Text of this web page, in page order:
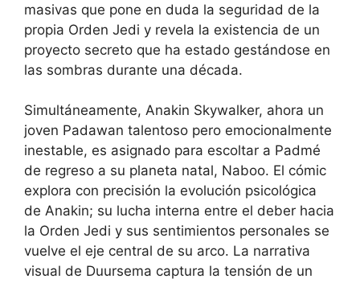
masivas que pone en duda la seguridad de la
propia Orden Jedi y revela la existencia de un
proyecto secreto que ha estado gestándose en
las sombras durante una década.
Simultáneamente, Anakin Skywalker, ahora un
joven Padawan talentoso pero emocionalmente
inestable, es asignado para escoltar a Padmé
de regreso a su planeta natal, Naboo. El cómic
explora con precisión la evolución psicológica
de Anakin; su lucha interna entre el deber hacia
la Orden Jedi y sus sentimientos personales se
vuelve el eje central de su arco. La narrativa
visual de Duursema captura la tensión de un